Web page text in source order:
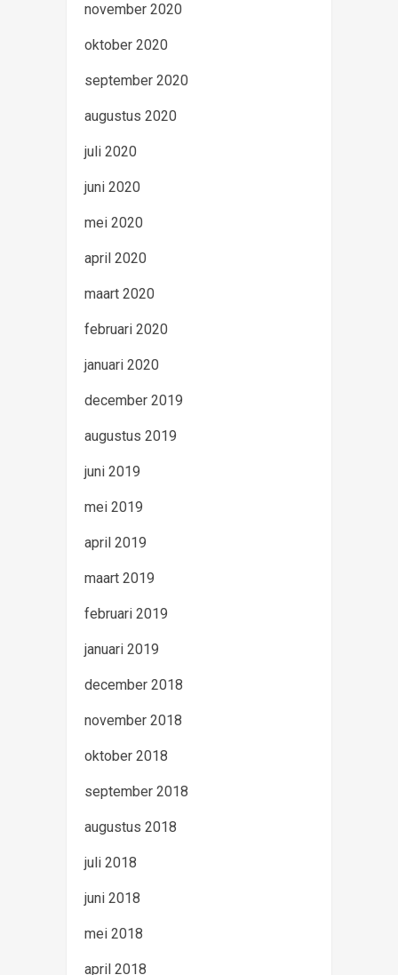
november 2020
oktober 2020
september 2020
augustus 2020
juli 2020
juni 2020
mei 2020
april 2020
maart 2020
februari 2020
januari 2020
december 2019
augustus 2019
juni 2019
mei 2019
april 2019
maart 2019
februari 2019
januari 2019
december 2018
november 2018
oktober 2018
september 2018
augustus 2018
juli 2018
juni 2018
mei 2018
april 2018